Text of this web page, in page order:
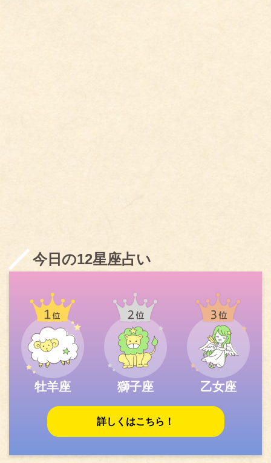
今日の12星座占い
牡羊座 獅子座 乙女座
詳しくはこちら！